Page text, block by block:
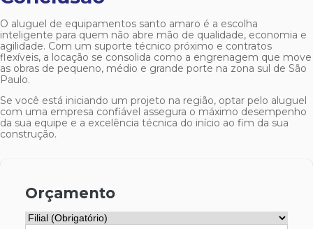
O aluguel de equipamentos santo amaro é a escolha
inteligente para quem não abre mão de qualidade, economia e
agilidade. Com um suporte técnico próximo e contratos
flexíveis, a locação se consolida como a engrenagem que move
as obras de pequeno, médio e grande porte na zona sul de São
Paulo.
Se você está iniciando um projeto na região, optar pelo aluguel
com uma empresa confiável assegura o máximo desempenho
da sua equipe e a excelência técnica do início ao fim da sua
construção.
Orçamento